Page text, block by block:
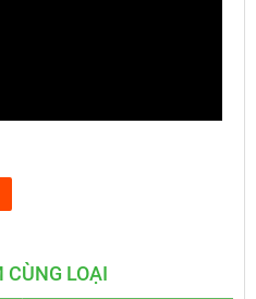
LOẠI